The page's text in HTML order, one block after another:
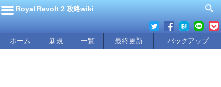
Royal Revolt 2 攻略wiki
ホーム 新規 一覧 最終更新 バックアップ